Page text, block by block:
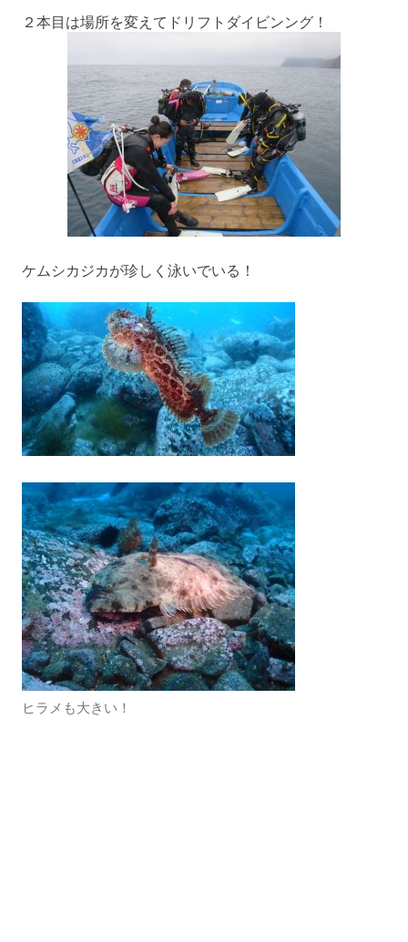
２本目は場所を変えてドリフトダイビンング！
ケムシカジカが珍しく泳いでいる！
ヒラメも大きい！